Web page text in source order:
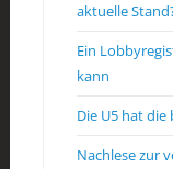
aktuelle
Ein
kann
Die U5 hat
Nachlese zur